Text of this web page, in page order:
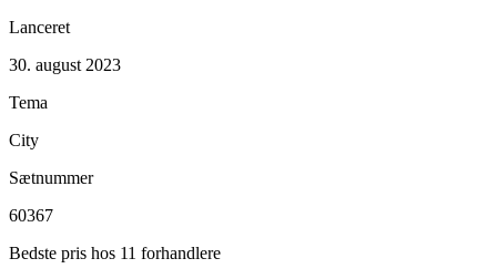
Lanceret
30. august 2023
Tema
City
Sætnummer
60367
Bedste pris hos 11 forhandlere